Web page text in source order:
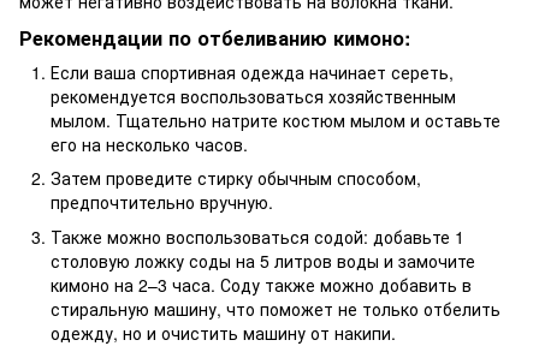
Рекомендации по отбеливанию кимоно:
Если ваша спортивная одежда начинает сереть,
рекомендуется воспользоваться хозяйственным
мылом. Тщательно натрите костюм мылом и оставьте
его на несколько часов.
Затем проведите стирку обычным способом,
предпочтительно вручную.
Также можно воспользоваться содой: добавьте 1
столовую ложку соды на 5 литров воды и замочите
кимоно на 2–3 часа. Соду также можно добавить в
стиральную машину, что поможет не только отбелить
одежду, но и очистить машину от накипи.